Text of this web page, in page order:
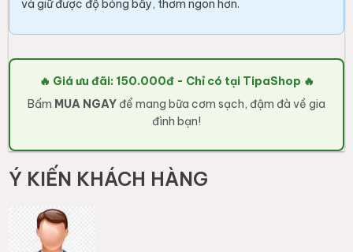
và giữ được độ bóng bẩy, thơm ngon hơn.
🔥 Giá ưu đãi: 150.000đ - Chỉ có tại TipaShop 🔥
Bấm MUA NGAY để mang bữa cơm sạch, đậm đà về gia
đình bạn!
Ý KIẾN KHÁCH HÀNG